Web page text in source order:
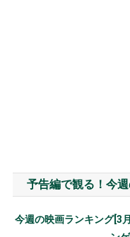
予告編で観る！今
今週の映画ランキング[3